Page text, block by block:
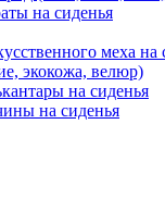
на сиденья
меха на
экокожа, велюр)
на сиденья
на сиденья